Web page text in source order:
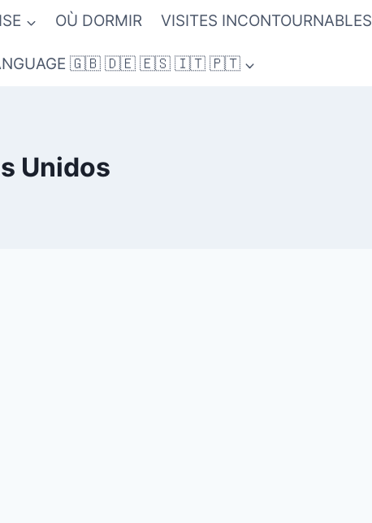
OÙ DORMIR VISITES INCONTOURNABLES
🇬🇧 🇩🇪 🇪🇸 🇮🇹 🇵🇹
Unidos